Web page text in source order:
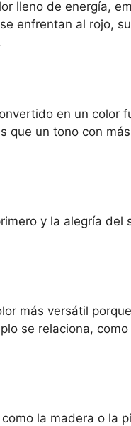
lleno de energía,
enfrentan al rojo,
en un color
que un tono con
y la alegría del
más versátil
se relaciona,
la madera o la